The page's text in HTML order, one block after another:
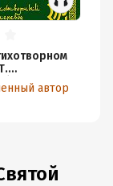
автор